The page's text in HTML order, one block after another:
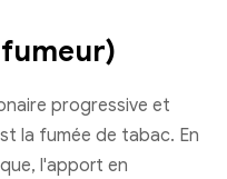
fumeur)
progressive et
la fumée de tabac. En
l'apport en